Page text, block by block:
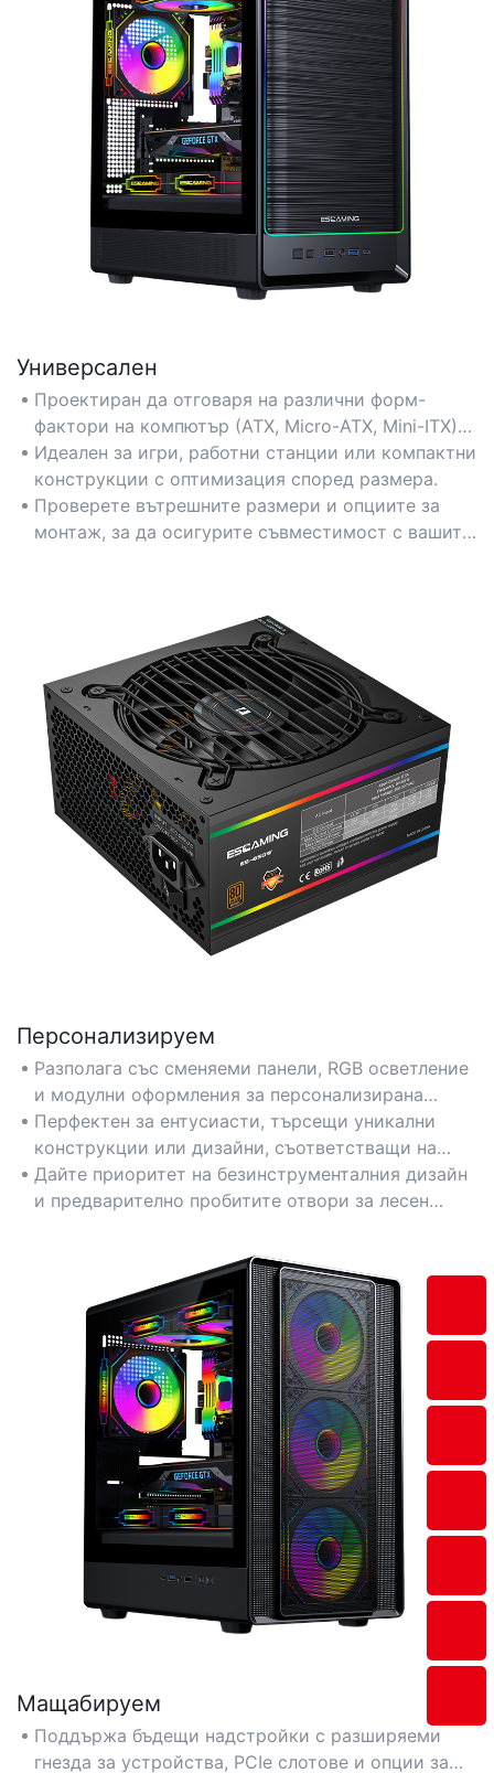
Универсален
Проектиран да отговаря на различни форм-
фактори на компютър (ATX, Micro-ATX, Mini-ITX)
за гъвкава конфигурация.
Идеален за игри, работни станции или компактни
конструкции с оптимизация според размера.
Проверете вътрешните размери и опциите за
монтаж, за да осигурите съвместимост с вашите
Персонализируем
Разполага със сменяеми панели, RGB осветление
и модулни оформления за персонализирана
естетика.
Перфектен за ентусиасти, търсещи уникални
конструкции или дизайни, съответстващи на
марката.
Дайте приоритет на безинструменталния дизайн
и предварително пробитите отвори за лесен
Мащабируем
Поддържа бъдещи надстройки с разширяеми
гнезда за устройства, PCIe слотове и опции за